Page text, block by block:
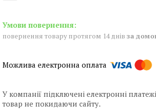
повернення товару протягом 14 днів за
У компанії підключені електронні
товар не покидаючи сайту.